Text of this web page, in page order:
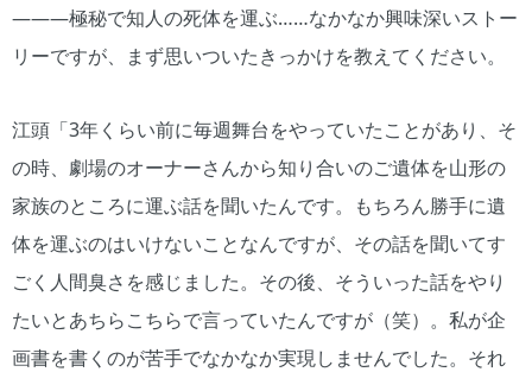
―――極秘で知人の死体を運ぶ……なかなか興味深いストー
リーですが、まず思いついたきっかけを教えてください。
江頭「3年くらい前に毎週舞台をやっていたことがあり、そ
の時、劇場のオーナーさんから知り合いのご遺体を山形の
家族のところに運ぶ話を聞いたんです。もちろん勝手に遺
体を運ぶのはいけないことなんですが、その話を聞いてす
ごく人間臭さを感じました。その後、そういった話をやり
たいとあちらこちらで言っていたんですが（笑）。私が企
画書を書くのが苦手でなかなか実現しませんでした。それ